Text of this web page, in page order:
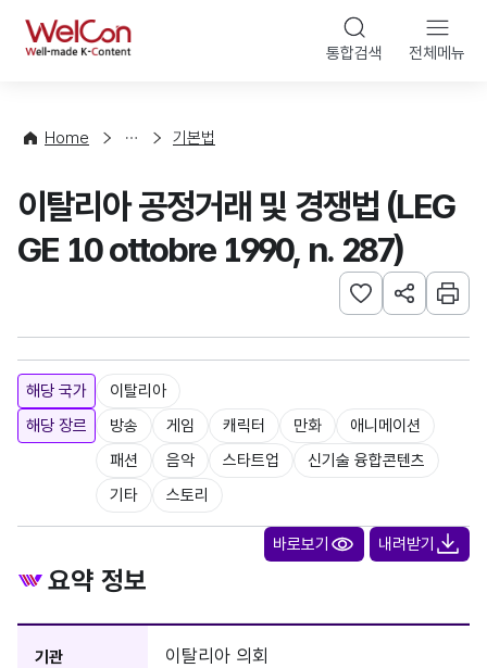
WelCon 통합검색 전체메뉴
Home
률
책
츠
기본법
이탈리아 공정거래 및 경쟁법 (LEG
GE 10 ottobre 1990, n. 287)
관심사 등록하기
URL 공유하
인쇄
해당 국가
이탈리아
해당 장르
방송 게임 캐릭터 만화
애니메이션
패션
음악 스타트업
신기술 융합콘텐츠
기타
스토리
바로보기 내려받기
요약 정보
기관 이탈리아 의회